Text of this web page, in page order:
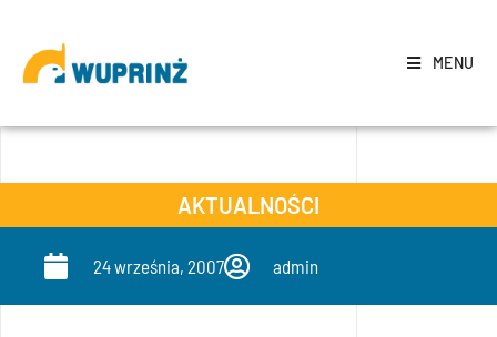
MENU
AKTUALNOŚCI
24 września, 2007 admin